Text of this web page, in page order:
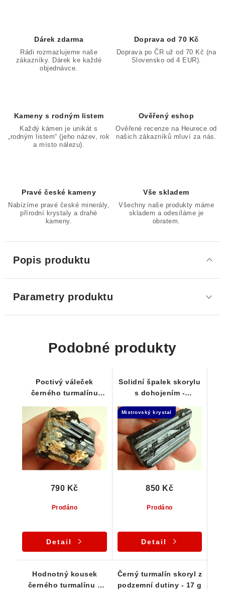
Dárek zdarma
Rádi rozmazlujeme naše
zákazníky. Dárek ke každé
objednávce.
Doprava od 70 Kč
Doprava po ČR už od 70 Kč (na
Slovensko od 4 EUR).
Kameny s rodným listem
Každý kámen je unikát s
„rodným listem“ (jeho název, rok
a místo nálezu).
Ověřený eshop
Ověřené recenze na Heurece od
našich zákazníků mluví za nás.
Pravé české kameny
Nabízíme pravé české minerály,
přírodní krystaly a drahé
kameny.
Vše skladem
Všechny naše produkty máme
skladem a odesíláme je
obratem.
Popis produktu
Parametry produktu
Podobné produkty
Poctivý váleček
černého turmalínu
Vysočina
Prodáno
790 Kč
Detail
Solidní špalek skorylu
s dohojením -
Mistrovský krystal
Prodáno
850 Kč
Detail
Hodnotný kousek
černého turmalínu s
Černý turmalín skoryl z
podzemní dutiny - 17 g